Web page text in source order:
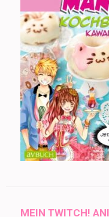
MEIN TWITCH!